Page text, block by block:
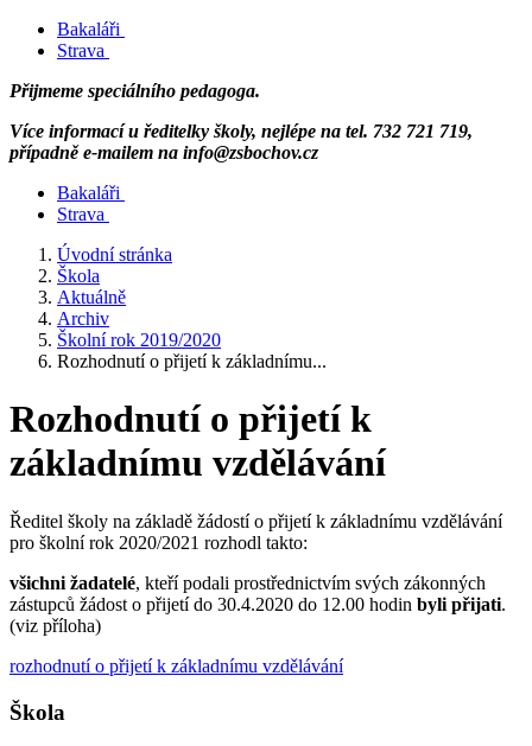
Bakaláři
Strava
Přijmeme speciálního pedagoga.
Více informací u ředitelky školy, nejlépe na tel. 732 721 719,
případně e-mailem na info@zsbochov.cz
Bakaláři
Strava
Úvodní stránka
Škola
Aktuálně
Archiv
Školní rok 2019/2020
Rozhodnutí o přijetí k základnímu...
Rozhodnutí o přijetí k
základnímu vzdělávání
Ředitel školy na základě žádostí o přijetí k základnímu vzdělávání
pro školní rok 2020/2021 rozhodl takto:
všichni žadatelé, kteří podali prostřednictvím svých zákonných
zástupců žádost o přijetí do 30.4.2020 do 12.00 hodin byli přijati.
(viz příloha)
rozhodnutí o přijetí k základnímu vzdělávání
Škola